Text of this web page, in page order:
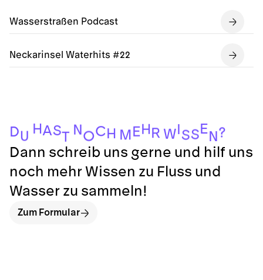
Wasserstraßen Podcast
Neckarinsel Waterhits #22
DU HAST N OC H M EHR W SS E N ?
Dann schreib uns gerne und hilf uns
noch mehr Wissen zu Fluss und
Wasser zu sammeln!
Zum Formular